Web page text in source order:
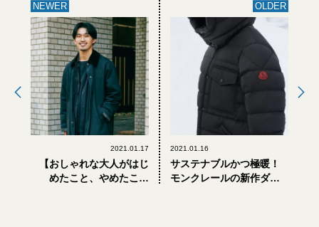
NEWER
2021.01.17
【おしゃれな大人がはじ
めたこと、やめたこと
OLDER
2021.01.16
サステナブルかつ極暖！
モンクレールの新作ダウ